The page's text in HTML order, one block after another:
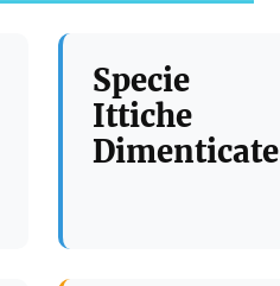
Specie
Ittiche
Dimenticate